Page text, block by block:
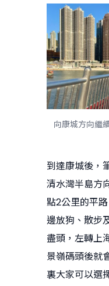
向康城方向繼
到達康城後，
清水灣半島方
點2公里的平
邊放狗、散步
盡頭，左轉上
景嶺碼頭後就
裏大家可以選